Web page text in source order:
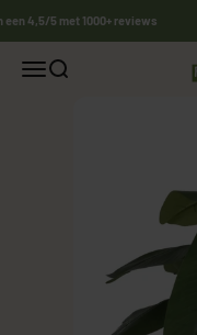
een 4,5/5 met 1000+ reviews
Navigatiemenu openen
Zoeken openen